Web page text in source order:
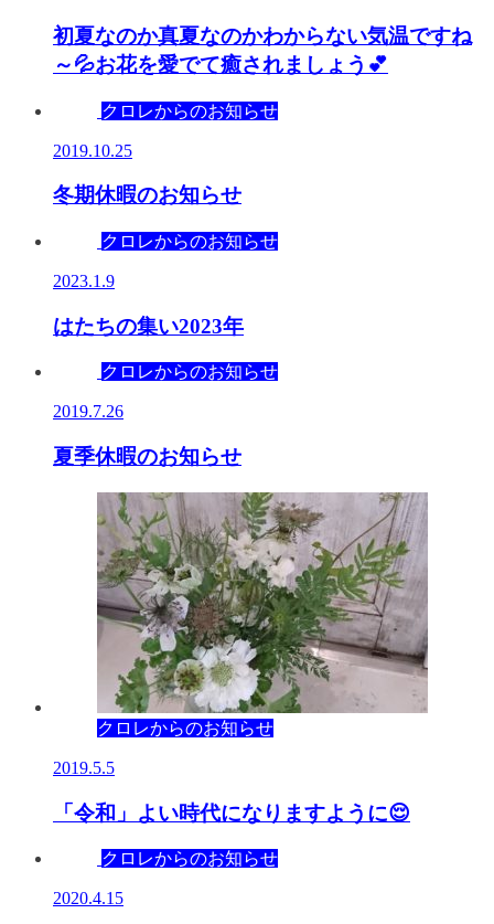
初夏なのか真夏なのかわからない気温ですね
～💦お花を愛でて癒されましょう💕
クロレからのお知らせ
2019.10.25
冬期休暇のお知らせ
クロレからのお知らせ
2023.1.9
はたちの集い2023年
クロレからのお知らせ
2019.7.26
夏季休暇のお知らせ
クロレからのお知らせ
2019.5.5
「令和」よい時代になりますように😌
クロレからのお知らせ
2020.4.15